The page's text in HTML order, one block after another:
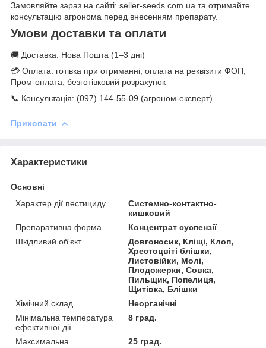
Замовляйте зараз на сайті: seller-seeds.com.ua та отримайте
консультацію агронома перед внесенням препарату.
Умови доставки та оплати
🚚 Доставка: Нова Пошта (1–3 дні)
💳 Оплата: готівка при отриманні, оплата на реквізити ФОП,
Пром-оплата, безготівковий розрахунок
📞 Консультація: (097) 144-55-09 (агроном-експерт)
Приховати
Характеристики
Основні
Характер дії пестициду
Системно-контактно-
кишковий
Препаративна форма
Концентрат суспензії
Шкідливий об'єкт
Довгоносик, Кліщі, Клоп,
Хрестоцвіті блішки,
Листовійки, Молі,
Плодожерки, Совка,
Пильщик, Попелиця,
Щитівка, Блішки
Хімічний склад
Неорганічні
Мінімальна температура
ефективної дії
8 град.
Максимальна
25 град.